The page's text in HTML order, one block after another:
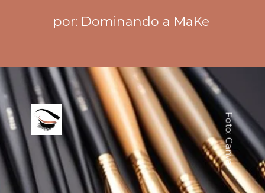
por: Dominando a MaKe
Foto: Canva